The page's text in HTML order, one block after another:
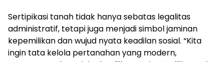
Sertipikasi tanah tidak hanya sebatas legalitas
administratif, tetapi juga menjadi simbol jaminan
kepemilikan dan wujud nyata keadilan sosial. “Kita
ingin tata kelola pertanahan yang modern,